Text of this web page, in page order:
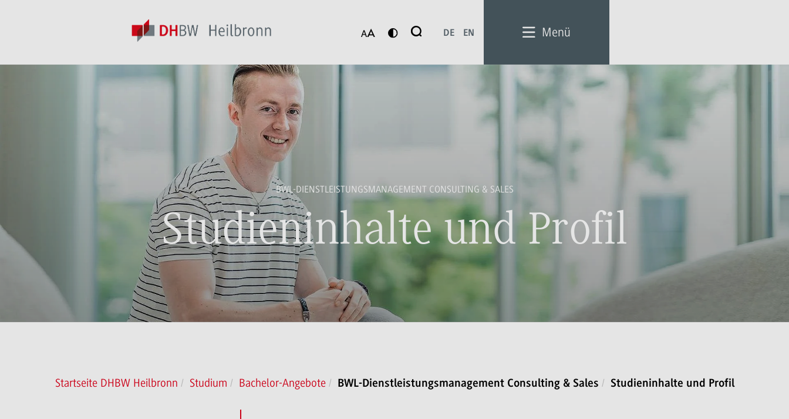
Suche
DE EN Menü
BWL-DIENSTLEISTUNGSMANAGEMENT CONSULTING & SALES
Studieninhalte und Profil
Startseite DHBW Heilbronn Studium Bachelor-Angebote BWL-Dienstleistungsmanagement Consulting & Sales Studieninhalte und Profil